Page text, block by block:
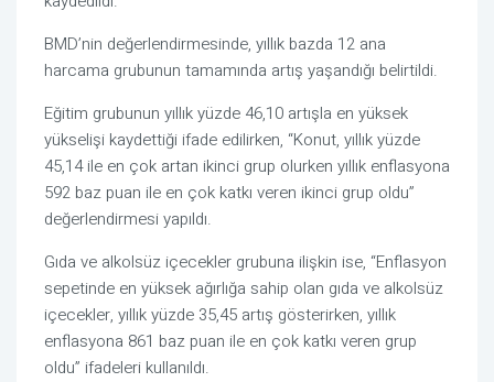
BMD’nin değerlendirmesinde, yıllık bazda 12 ana
harcama grubunun tamamında artış yaşandığı belirtildi.
Eğitim grubunun yıllık yüzde 46,10 artışla en yüksek
yükselişi kaydettiği ifade edilirken, “Konut, yıllık yüzde
45,14 ile en çok artan ikinci grup olurken yıllık enflasyona
592 baz puan ile en çok katkı veren ikinci grup oldu”
değerlendirmesi yapıldı.
Gıda ve alkolsüz içecekler grubuna ilişkin ise, “Enflasyon
sepetinde en yüksek ağırlığa sahip olan gıda ve alkolsüz
içecekler, yıllık yüzde 35,45 artış gösterirken, yıllık
enflasyona 861 baz puan ile en çok katkı veren grup
oldu” ifadeleri kullanıldı.